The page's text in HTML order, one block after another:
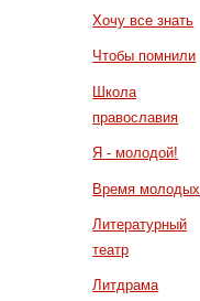
Хочу все знать
Чтобы помнили
Школа
православия
Я - молодой!
Время молодых
Литературный
театр
Литдрама